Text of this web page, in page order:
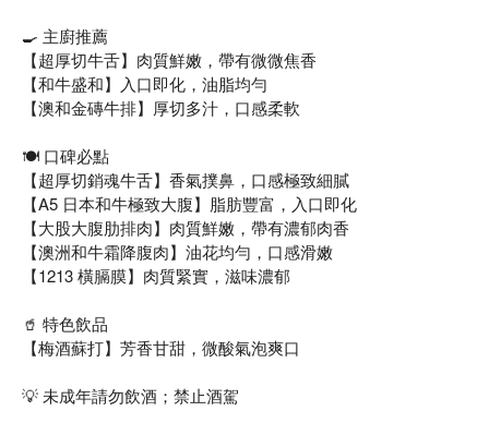
🍳 主廚推薦
【超厚切牛舌】肉質鮮嫩，帶有微微焦香
【和牛盛和】入口即化，油脂均勻
【澳和金磚牛排】厚切多汁，口感柔軟
🍽️ 口碑必點
【超厚切銷魂牛舌】香氣撲鼻，口感極致細膩
【A5 日本和牛極致大腹】脂肪豐富，入口即化
【大股大腹肋排肉】肉質鮮嫩，帶有濃郁肉香
【澳洲和牛霜降腹肉】油花均勻，口感滑嫩
【1213 橫膈膜】肉質緊實，滋味濃郁
🥤 特色飲品
【梅酒蘇打】芳香甘甜，微酸氣泡爽口
💡 未成年請勿飲酒；禁止酒駕